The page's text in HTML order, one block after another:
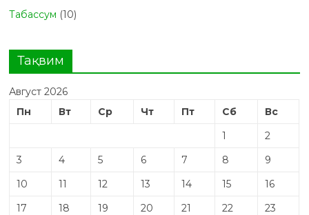
Табасcум (10)
Тақвим
Август 2026
Пн
Вт Ср Чт Пт Сб
Вс
1
2
3
4 5 6 7 8
9
10
11 12 13 14 15
16
17
18 19 20 21 22
23